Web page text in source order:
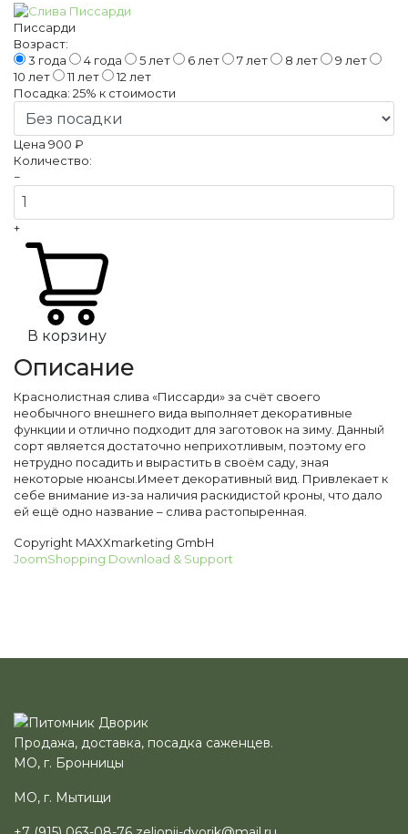
Писсарди
Возраст:
3 года
4 года 5 лет 6 лет 7 лет 8 лет
9 лет
10 лет
11 лет
12 лет
Посадка: 25% к стоимости
Цена 900 ₽
Количество:
−
+
В корзину
Описание
Краснолистная слива «Писсарди» за счёт своего
необычного внешнего вида выполняет декоративные
функции и отлично подходит для заготовок на зиму. Данный
сорт является достаточно неприхотливым, поэтому его
нетрудно посадить и вырастить в своём саду, зная
некоторые нюансы.Имеет декоративный вид. Привлекает к
себе внимание из-за наличия раскидистой кроны, что дало
ей ещё одно название – слива растопыренная.
Copyright MAXXmarketing GmbH
JoomShopping Download & Support
Продажа, доставка, посадка саженцев.
МО, г. Бронницы
МО, г. Мытищи